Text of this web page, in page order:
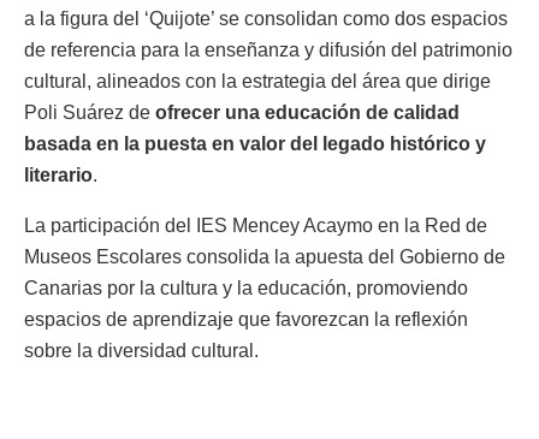
a la figura del ‘Quijote’ se consolidan como dos espacios
de referencia para la enseñanza y difusión del patrimonio
cultural, alineados con la estrategia del área que dirige
Poli Suárez de ofrecer una educación de calidad
basada en la puesta en valor del legado histórico y
literario.
La participación del IES Mencey Acaymo en la Red de
Museos Escolares consolida la apuesta del Gobierno de
Canarias por la cultura y la educación, promoviendo
espacios de aprendizaje que favorezcan la reflexión
sobre la diversidad cultural.